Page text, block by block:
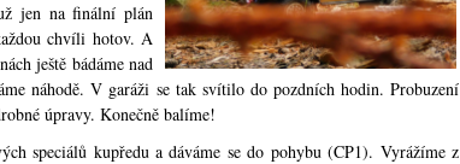
jen na finální plán
chvíli hotov. A
ještě bádáme nad
náhodě. V garáži se tak svítilo do pozdních hodin. Probuzení
úpravy. Konečně balíme!
speciálů kupředu a dáváme se do pohybu (CP1). Vyrážíme z